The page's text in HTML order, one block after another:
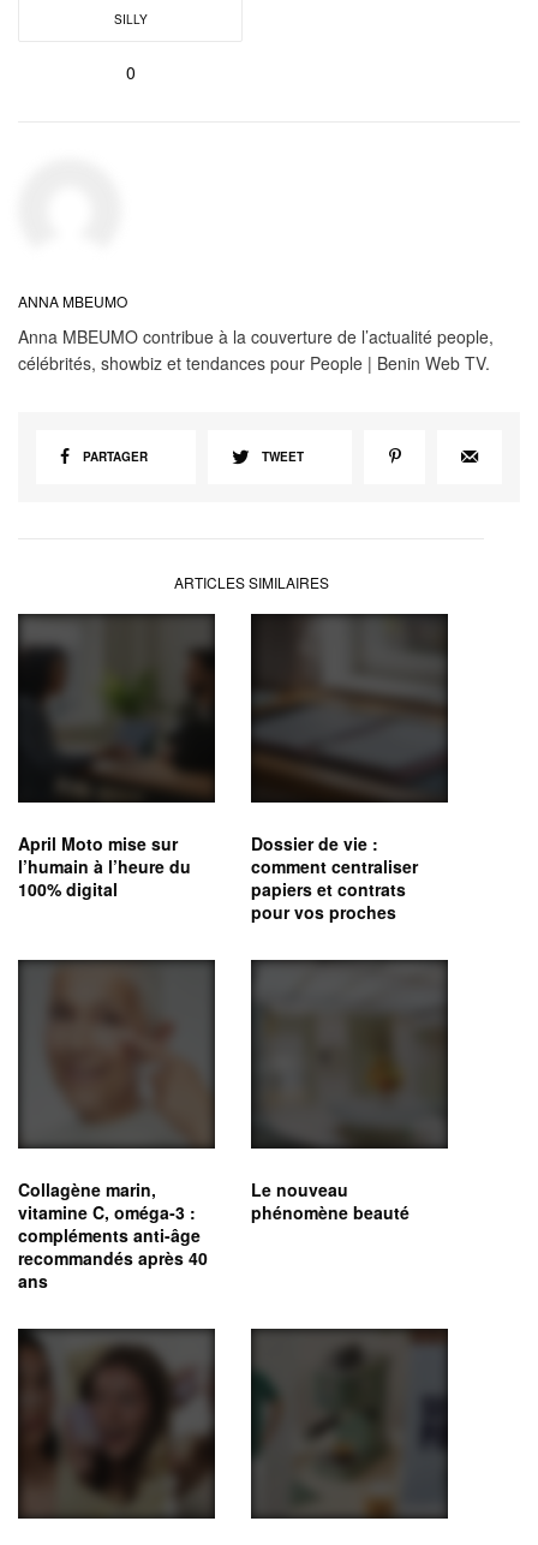
SILLY
0
ANNA MBEUMO
Anna MBEUMO contribue à la couverture de l’actualité people,
célébrités, showbiz et tendances pour People | Benin Web TV.
PARTAGER TWEET
ARTICLES SIMILAIRES
April Moto mise sur
l’humain à l’heure du
100% digital
Dossier de vie :
comment centraliser
papiers et contrats
pour vos proches
Collagène marin,
vitamine C, oméga‑3 :
compléments anti-âge
recommandés après 40
ans
Le nouveau
phénomène beauté